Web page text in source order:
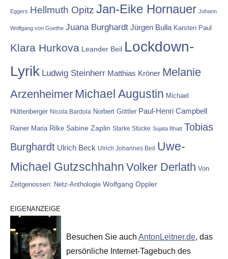
Eggers Hellmuth Opitz Jan-Eike Hornauer Johann
Wolfgang von Goethe Juana Burghardt Jürgen Bulla Karsten Paul
Klara Hurkova Leander Beil Lockdown-
Lyrik Ludwig Steinherr Matthias Kröner Melanie
Arzenheimer Michael Augustin Michael
Hüttenberger Nicola Bardola Norbert Göttler Paul-Henri Campbell
Rainer Maria Rilke Sabine Zaplin Starke Stücke Sujata Bhatt Tobias
Burghardt Ulrich Beck Ulrich Johannes Beil Uwe-
Michael Gutzschhahn Volker Derlath Von
Zeitgenossen: Netz-Anthologie Wolfgang Oppler
EIGENANZEIGE
Besuchen Sie auch AntonLeitner.de, das
persönliche Internet-Tagebuch des